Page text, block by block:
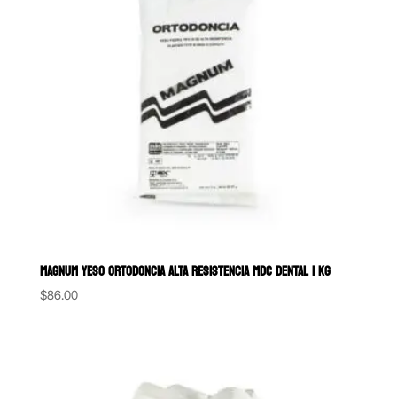
MAGNUM YESO ORTODONCIA ALTA RESISTENCIA MDC DENTAL 1 KG
$86.00